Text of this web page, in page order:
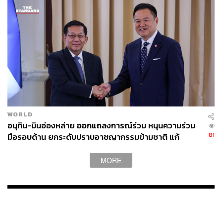
WORLD
อนุทิน-มินอ่องหล่าย ออกแถลงการณ์ร่วม หนุนความร่วม
มือรอบด้าน ยกระดับปราบอาชญากรรมข้ามชาติ แก้
81
MORE